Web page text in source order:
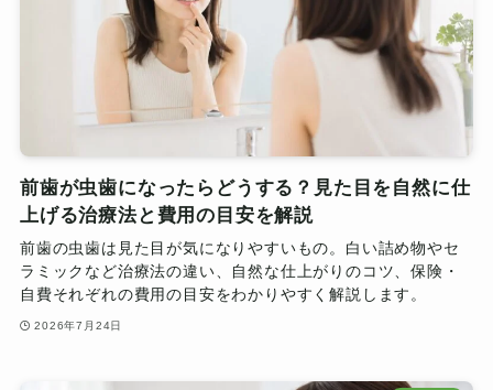
前歯が虫歯になったらどうする？見た目を自然に仕
上げる治療法と費用の目安を解説
前歯の虫歯は見た目が気になりやすいもの。白い詰め物やセ
ラミックなど治療法の違い、自然な仕上がりのコツ、保険・
自費それぞれの費用の目安をわかりやすく解説します。
2026年7月24日